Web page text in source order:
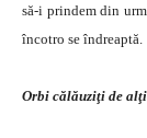
să-i prindem din
încotro se îndreaptă.
Orbi călăuziţi de